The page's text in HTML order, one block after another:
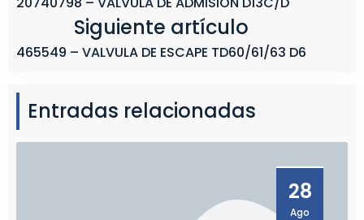
Siguiente artículo
465549 – VALVULA DE ESCAPE TD60/61/63 D6
Entradas relacionadas
28
Ago